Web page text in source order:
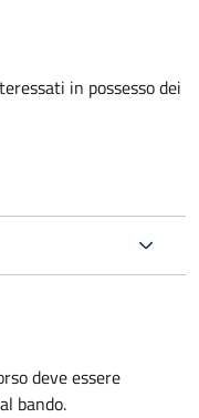
in possesso dei
deve essere
bando.